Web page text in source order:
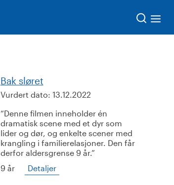
Bak sløret
Vurdert dato: 13.12.2022
Denne filmen inneholder én
dramatisk scene med et dyr som
lider og dør, og enkelte scener med
krangling i familierelasjoner. Den får
derfor aldersgrense 9 år.
9 år
Detaljer